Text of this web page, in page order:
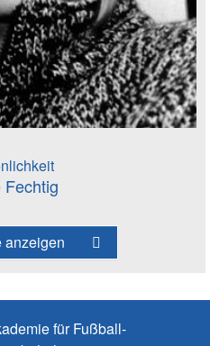
Fechtig
anzeigen
für Fußball-